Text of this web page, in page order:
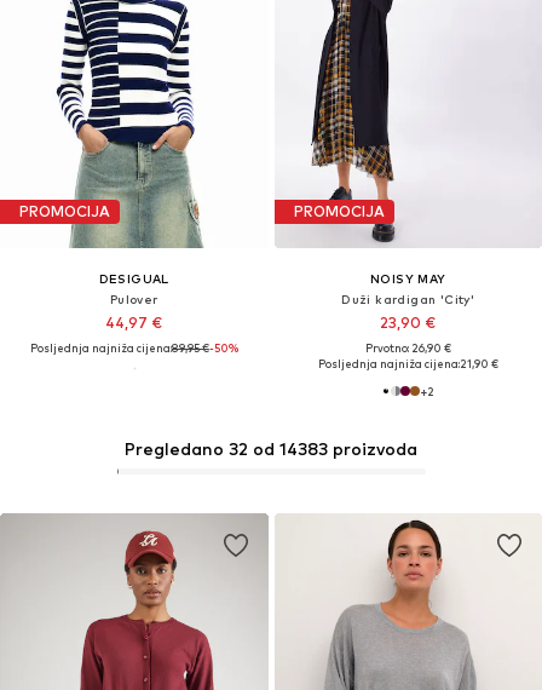
PROMOCIJA
DESIGUAL
Pulover
44,97 €
Posljednja najniža cijena:89,95 €-50%
PROMOCIJA
NOISY MAY
Duži kardigan 'City'
23,90 €
Prvotno: 26,90 €
Posljednja najniža cijena:21,90 €
+2
Pregledano 32 od 14383 proizvoda